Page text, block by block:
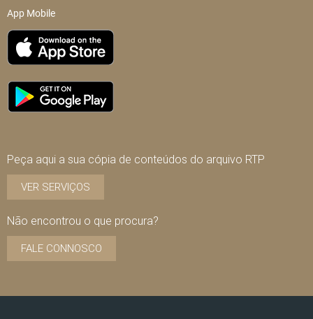
App Mobile
Peça aqui a sua cópia de conteúdos do arquivo RTP
VER SERVIÇOS
Não encontrou o que procura?
FALE CONNOSCO